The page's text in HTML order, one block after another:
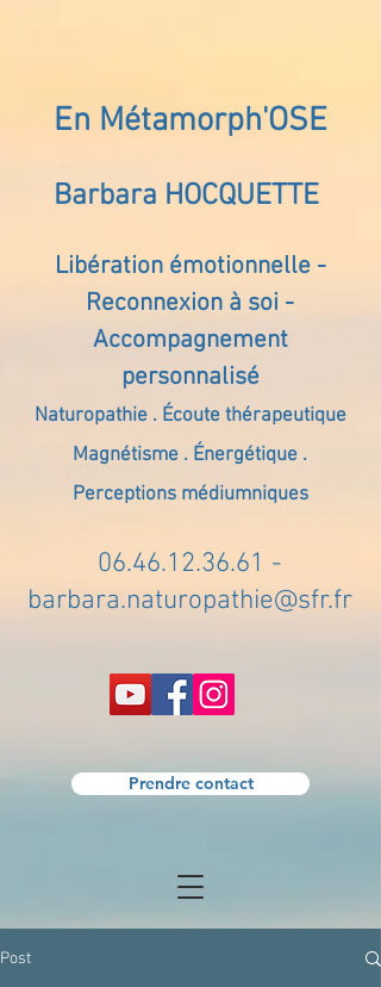
En Métamorph'OSE
Barbara HOCQUETTE
Libération émotionnelle -
Reconnexion à soi -
Accompagnement
personnalisé
Naturopathie . Écoute thérapeutique
Magnétisme . Énergétique .
Perceptions médiumniques
06.46.12.36.61 -
barbara.naturopathie@sfr.fr
Prendre contact
Post